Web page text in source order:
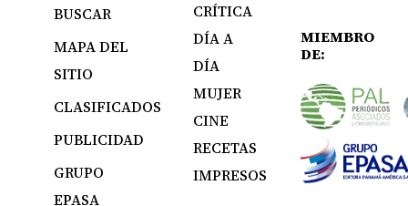
BUSCAR
MAPA DEL
SITIO
CLASIFICADOS
PUBLICIDAD
GRUPO
EPASA
CRÍTICA
DÍA A
DÍA
MUJER
CINE
RECETAS
IMPRESOS
MIEMBRO
DE: